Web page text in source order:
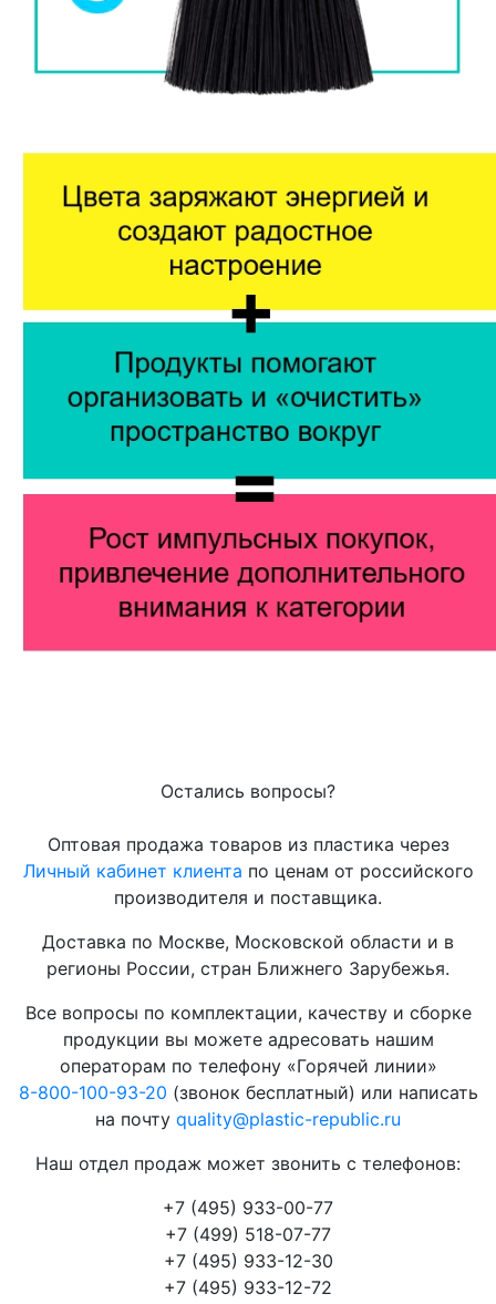
Остались вопросы?
Оптовая продажа товаров из пластика через
Личный кабинет клиента по ценам от российского
производителя и поставщика.
Доставка по Москве, Московской области и в
регионы России, стран Ближнего Зарубежья.
Все вопросы по комплектации, качеству и сборке
продукции вы можете адресовать нашим
операторам по телефону «Горячей линии»
8-800-100-93-20 (звонок бесплатный) или написать
на почту quality@plastic-republic.ru
Наш отдел продаж может звонить с телефонов:
+7 (495) 933-00-77
+7 (499) 518-07-77
+7 (495) 933-12-30
+7 (495) 933-12-72